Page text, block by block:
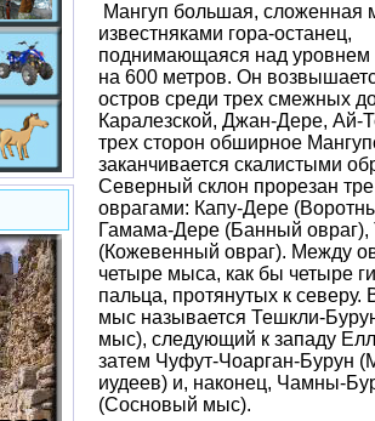
Мангуп большая,
известняками гора-останец,
поднимающаяся над уровнем
на 600 метров. Он
остров среди трех смежных
Каралезской, Джан-Дере, Ай-
трех сторон обширное
заканчивается скалистыми
Северный склон прорезан
оврагами: Капу-Дере
Гамама-Дере (Банный овраг),
(Кожевенный овраг). Между
четыре мыса, как бы четыре
пальца, протянутых к северу.
мыс называется Тешкли-
мыс), следующий к западу
затем Чуфут-Чоарган-Бурун
иудеев) и, наконец, Чамны-
(Сосновый мыс).